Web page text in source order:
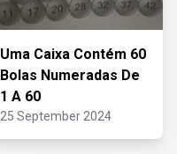
Uma Caixa Contém 60
Bolas Numeradas De
1 A 60
25 September 2024